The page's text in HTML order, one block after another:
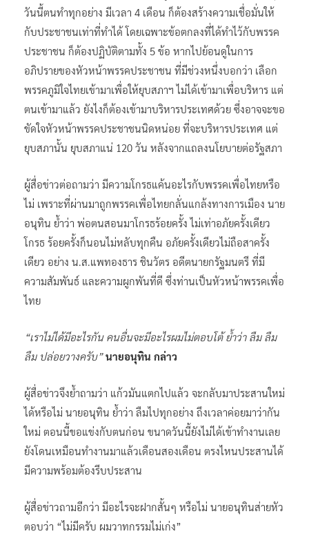
วันนี้ตนทำทุกอย่าง มีเวลา 4 เดือน ก็ต้องสร้างความเชื่อมั่นให้
กับประชาชนเท่าที่ทำได้ โดยเฉพาะข้อตกลงที่ได้ทำไว้กับพรรค
ประชาชน ก็ต้องปฏิบัติตามทั้ง 5 ข้อ หากไปย้อนดูในการ
อภิปรายของหัวหน้าพรรคประชาชน ที่มีช่วงหนึ่งบอกว่า เลือก
พรรคภูมิใจไทยเข้ามาเพื่อให้ยุบสภาฯ ไม่ได้เข้ามาเพื่อบริหาร แต่
ตนเข้ามาแล้ว ยังไงก็ต้องเข้ามาบริหารประเทศด้วย ซึ่งอาจจะขอ
ขัดใจหัวหน้าพรรคประชาชนนิดหน่อย ที่จะบริหารประเทศ แต่
ยุบสภานั้น ยุบสภาแน่ 120 วัน หลังจากแถลงนโยบายต่อรัฐสภา
ผู้สื่อข่าวต่อถามว่า มีความโกรธแค้นอะไรกับพรรคเพื่อไทยหรือ
ไม่ เพราะที่ผ่านมาถูกพรรคเพื่อไทยกลั่นแกล้งทางการเมือง นาย
อนุทิน ย้ำว่า พ่อตนสอนมาโกรธร้อยครั้ง ไม่เท่าอภัยครั้งเดียว
โกรธ ร้อยครั้งก็นอนไม่หลับทุกคืน อภัยครั้งเดียวไม่ถือสาครั้ง
เดียว อย่าง น.ส.แพทองธาร ชินวัตร อดีตนายกรัฐมนตรี ที่มี
ความสัมพันธ์ และความผูกพันที่ดี ซึ่งท่านเป็นหัวหน้าพรรคเพื่อ
ไทย
“เราไม่ได้มีอะไรกัน คนอื่นจะมีอะไรผมไม่ตอบโต้ ย้ำว่า ลืม ลืม
ลืม ปล่อยวางครับ”นายอนุทิน กล่าว
ผู้สื่อข่าวจึงย้ำถามว่า แก้วมันแตกไปแล้ว จะกลับมาประสานใหม่
ได้หรือไม่ นายอนุทิน ย้ำว่า ลืมไปทุกอย่าง ถึงเวลาค่อยมาว่ากัน
ใหม่ ตอนนี้ขอแข่งกับตนก่อน ขนาดวันนี้ยังไม่ได้เข้าทำงานเลย
ยังโดนเหมือนทำงานมาแล้วเดือนสองเดือน ตรงไหนประสานได้
มีความพร้อมต้องรีบประสาน
ผู้สื่อข่าวถามอีกว่า มีอะไรจะฝากสั้นๆ หรือไม่ นายอนุทินส่ายหัว
ตอบว่า “ไม่มีครับ ผมวาทกรรมไม่เก่ง”